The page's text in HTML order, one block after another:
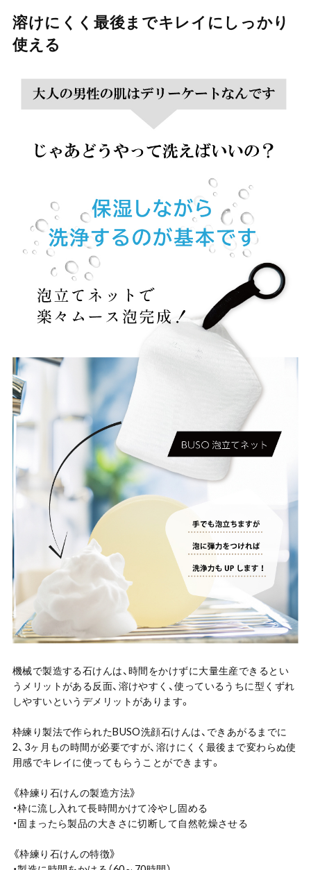
溶けにくく最後までキレイにしっかり
使える
機械で製造する石けんは、時間をかけずに大量生産できるとい
うメリットがある反面、溶けやすく、使っているうちに型くずれ
しやすいというデメリットがあります。
枠練り製法で作られたBUSO洗顔石けんは、できあがるまでに
2、3ヶ月もの時間が必要ですが、溶けにくく最後まで変わらぬ使
用感でキレイに使ってもらうことができます。
《枠練り石けんの製造方法》
・枠に流し入れて長時間かけて冷やし固める
・固まったら製品の大きさに切断して自然乾燥させる
《枠練り石けんの特徴》